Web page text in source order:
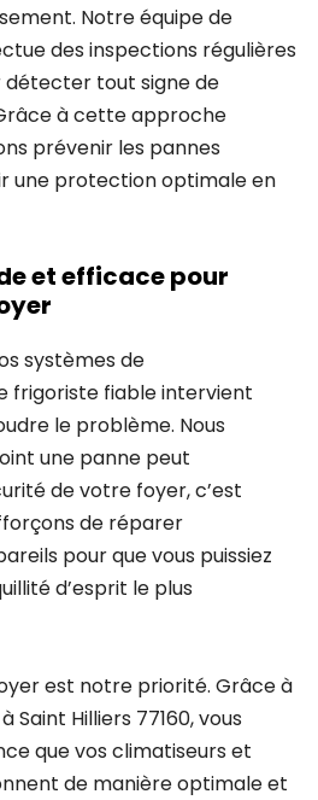
Notre équipe de
des inspections régulières
détecter tout signe de
à cette approche
prévenir les pannes
une protection optimale en
et efficace pour
systèmes de
frigoriste fiable intervient
le problème. Nous
une panne peut
de votre foyer, c’est
de réparer
pour que vous puissiez
d’esprit le plus
est notre priorité. Grâce à
Hilliers 77160, vous
que vos climatiseurs et
de manière optimale et